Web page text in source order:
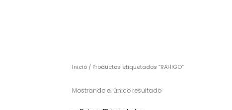
Inicio/ Productos etiquetados “RAHIGO”
Mostrando el único resultado